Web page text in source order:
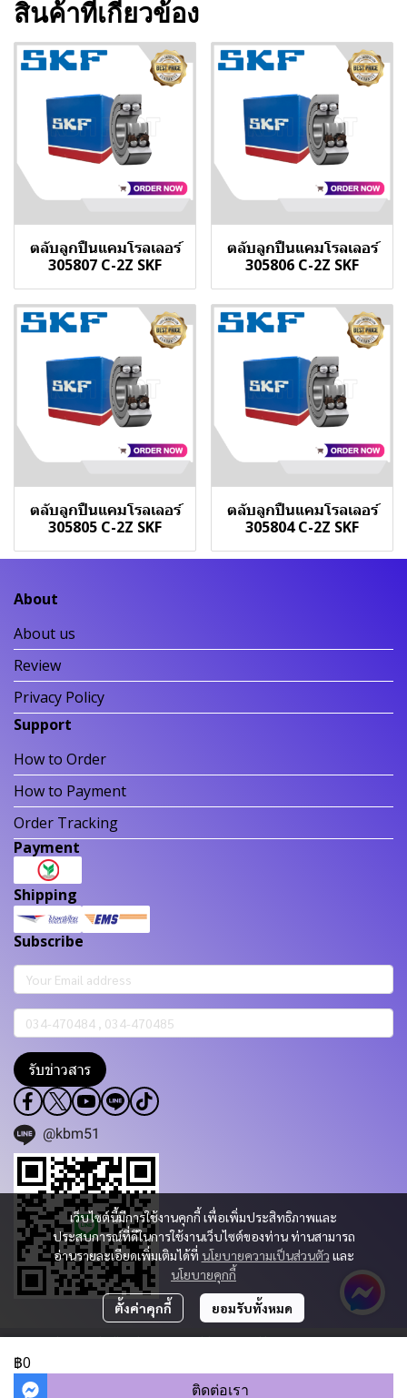
สินค้าที่เกี่ยวข้อง
ตลับลูกปืนแคมโรลเลอร์
305807 C-2Z SKF
ตลับลูกปืนแคมโรลเลอร์
305806 C-2Z SKF
ตลับลูกปืนแคมโรลเลอร์
305805 C-2Z SKF
ตลับลูกปืนแคมโรลเลอร์
305804 C-2Z SKF
฿0
ติดต่อเรา
เว็บไซต์นี้มีการใช้งานคุกกี้ เพื่อเพิ่มประสิทธิภาพและ
ประสบการณ์ที่ดีในการใช้งานเว็บไซต์ของท่าน ท่านสามารถ
อ่านรายละเอียดเพิ่มเติมได้ที่ นโยบายความเป็นส่วนตัว และ
นโยบายคุกกี้
ตั้งค่าคุกกี้ ยอมรับทั้งหมด
About
About us
Review
Privacy Policy
Support
How to Order
How to Payment
Order Tracking
Payment
Shipping
Subscribe
รับข่าวสาร
@kbm51
Copyright 2023 | All Rights Reserved | Powered by KBM PART & TRADING
ผู้เข้าชมวันนี้335